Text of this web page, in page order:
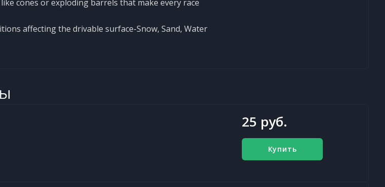
cones or exploding barrels that make every race
affecting the drivable surface-Snow, Sand, Water
25 руб.
Купить